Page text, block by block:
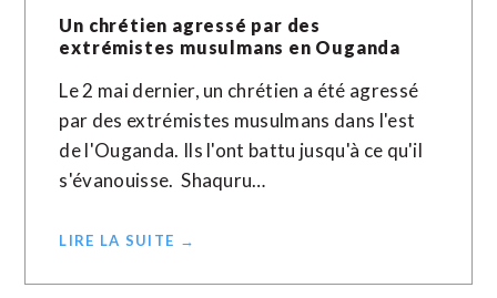
Un chrétien agressé par des
extrémistes musulmans en Ouganda
Le 2 mai dernier, un chrétien a été agressé
par des extrémistes musulmans dans l'est
de l'Ouganda. Ils l'ont battu jusqu'à ce qu'il
s'évanouisse. Shaquru…
LIRE LA SUITE →